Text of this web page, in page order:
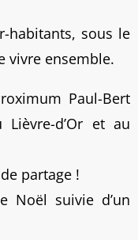
habitants, sous le
vivre ensemble.
Paul-Bert
d’Or et au
partage !
Noël suivie d’un